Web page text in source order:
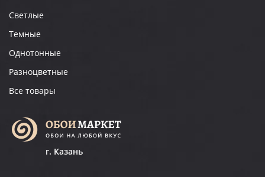
Светлые
Темные
Однотонные
Разноцветные
Все товары
г. Казань